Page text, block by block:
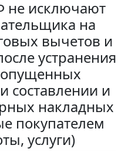
не исключают
на
вычетов и
устранения
составлении и
накладных
покупателем
услуги)